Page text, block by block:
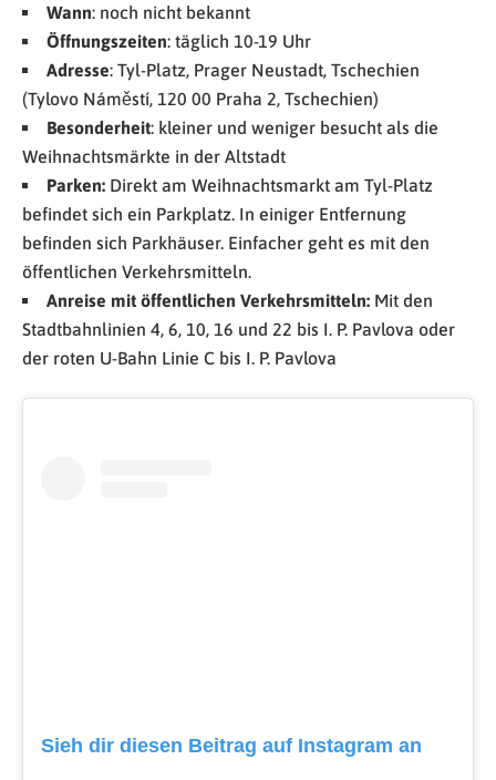
Wann: noch nicht bekannt
Öffnungszeiten: täglich 10-19 Uhr
Adresse: Tyl-Platz, Prager Neustadt, Tschechien
(Tylovo Náměstí, 120 00 Praha 2, Tschechien)
Besonderheit: kleiner und weniger besucht als die
Weihnachtsmärkte in der Altstadt
Parken: Direkt am Weihnachtsmarkt am Tyl-Platz
befindet sich ein Parkplatz. In einiger Entfernung
befinden sich Parkhäuser. Einfacher geht es mit den
öffentlichen Verkehrsmitteln.
Anreise mit öffentlichen Verkehrsmitteln: Mit den
Stadtbahnlinien 4, 6, 10, 16 und 22 bis I. P. Pavlova oder
der roten U-Bahn Linie C bis I. P. Pavlova
Sieh dir diesen Beitrag auf Instagram an